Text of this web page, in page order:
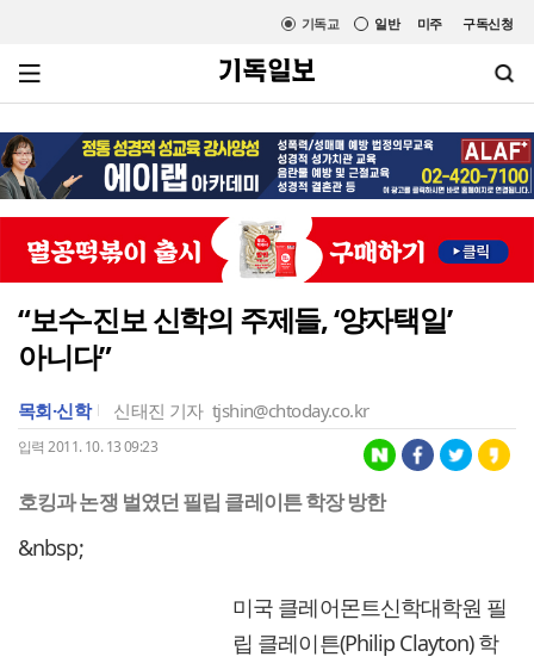
미주 구독신청
일반
기독교
“보수-진보 신학의 주제들, ‘양자택일’
아니다”
목회·신학 신태진 기자 tjshin@chtoday.co.kr
입력 2011. 10. 13 09:23
호킹과 논쟁 벌였던 필립 클레이튼 학장 방한
&nbsp;
미국 클레어몬트신학대학원 필
립 클레이튼(Philip Clayton) 학